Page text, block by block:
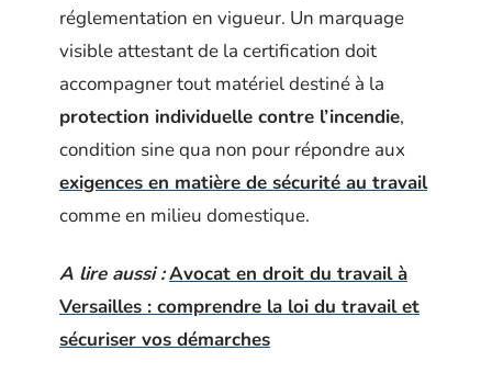
réglementation en vigueur. Un marquage
visible attestant de la certification doit
accompagner tout matériel destiné à la
protection individuelle contre l’incendie,
condition sine qua non pour répondre aux
exigences en matière de sécurité au travail
comme en milieu domestique.
A lire aussi :Avocat en droit du travail à
Versailles : comprendre la loi du travail et
sécuriser vos démarches